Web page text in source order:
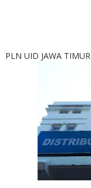
PLN UID JAWA TIMUR